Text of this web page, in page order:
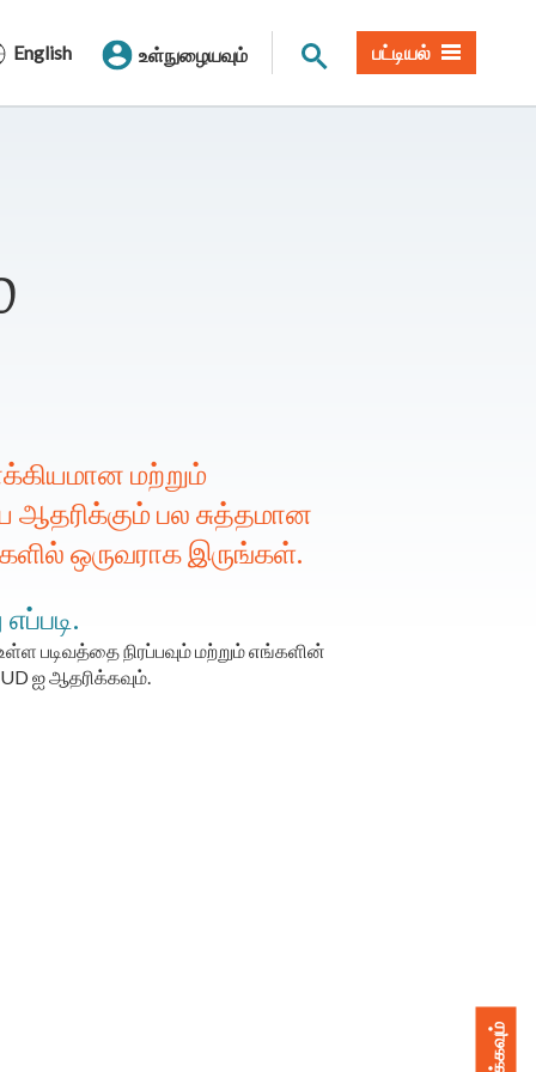
English உள்நுழையவும் தளத் தேடல்
பட்டியல்
மற்றும்
பல சுத்தமான
ஒருவராக இருங்கள்.
படிவத்தை நிரப்பவும் மற்றும் எங்களின்
ஐ ஆதரிக்கவும்.